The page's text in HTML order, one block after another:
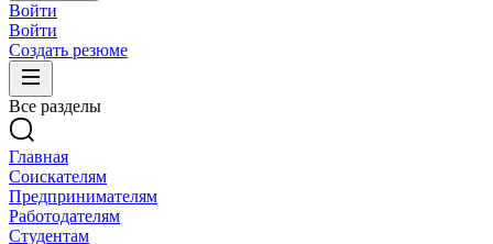
Войти
Войти
Создать резюме
Все разделы
Главная
Соискателям
Предпринимателям
Работодателям
Студентам